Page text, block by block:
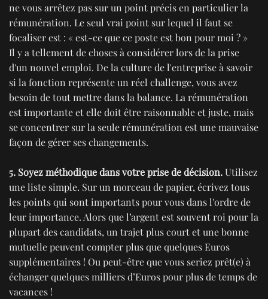
ne vous arrêtez pas sur un point précis en particulier la
rémunération. Le seul vrai point sur lequel il faut se
focaliser est : « est-ce que ce poste est bon pour moi ? »
Il y a tellement de choses à considérer lors de la prise
d'un nouvel emploi. De la culture de l'entreprise à savoir
si la fonction représente un réel challenge, vous avez
besoin de tout mettre dans la balance. La rémunération
est importante et elle doit être raisonnable et juste, mais
se concentrer sur la seule rémunération est une mauvaise
façon de gérer ses changements.
5. Soyez méthodique dans votre prise de décision.Utilisez
une liste simple. Sur un morceau de papier, écrivez tous
les points qui sont importants pour vous dans l'ordre de
leur importance. Alors que l’argent est souvent roi pour la
plupart des candidats, un trajet plus court et une bonne
mutuelle peuvent compter plus que quelques Euros
supplémentaires ! Ou peut-être que vous seriez prêt(e) à
échanger quelques milliers d’Euros pour plus de temps de
vacances !